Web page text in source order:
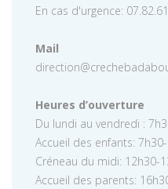
En cas d'urgence:
Mail
Heures d’ouverture
Du lundi au vendredi :
Accueil des enfants:
Créneau du midi: 12h30-
Accueil des parents: